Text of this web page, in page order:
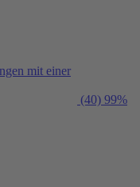
mit einer
(40) 99%